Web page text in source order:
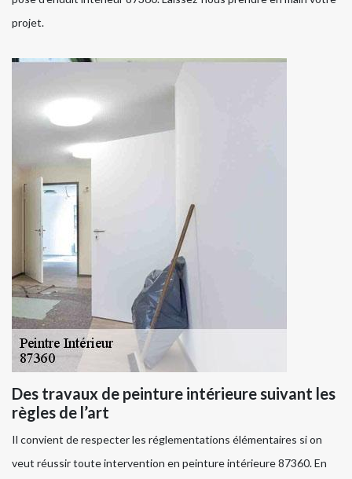
projet.
Des travaux de peinture intérieure suivant les
règles de l’art
Il convient de respecter les réglementations élémentaires si on
veut réussir toute intervention en peinture intérieure 87360. En